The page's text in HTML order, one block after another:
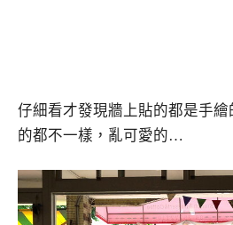
仔細看才發現牆上貼的都是手
的都不一樣，亂可愛的…